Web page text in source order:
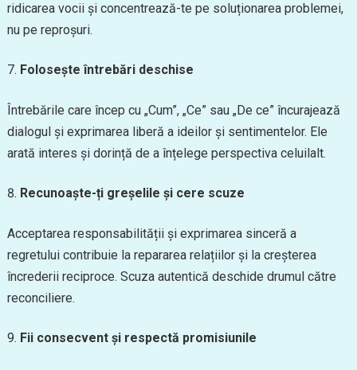
ridicarea vocii și concentrează-te pe soluționarea problemei,
nu pe reproșuri.
Folosește întrebări deschise
Întrebările care încep cu „Cum”, „Ce” sau „De ce” încurajează
dialogul și exprimarea liberă a ideilor și sentimentelor. Ele
arată interes și dorință de a înțelege perspectiva celuilalt.
Recunoaște-ți greșelile și cere scuze
Acceptarea responsabilității și exprimarea sinceră a
regretului contribuie la repararea relațiilor și la creșterea
încrederii reciproce. Scuza autentică deschide drumul către
reconciliere.
Fii consecvent și respectă promisiunile